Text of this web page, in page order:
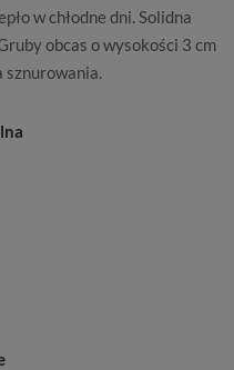
w chłodne dni. Solidna
obcas o wysokości 3 cm